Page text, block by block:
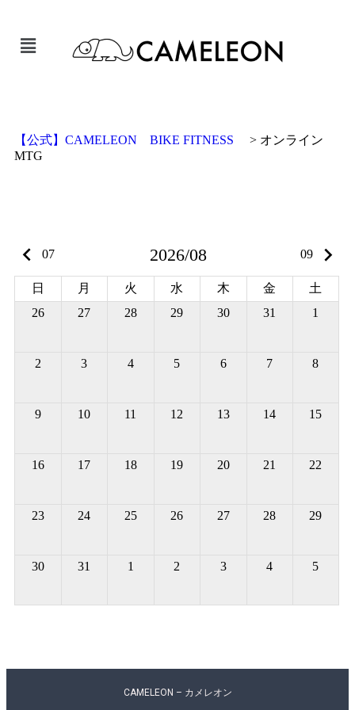
【公式】CAMELEON BIKE FITNESS > オンライン
MTG
keyboard_arrow_left 07 2026/08 09 keyboard_arrow_right
日 月 火 水 木 金
土
26
27 28 29 30 31 1
2 3 4 5 6 7 8
9 10 11 12 13 14 15
16 17 18 19 20 21 22
23 24 25 26 27 28 29
30 31 1 2 3 4 5
CAMELEON – カメレオン